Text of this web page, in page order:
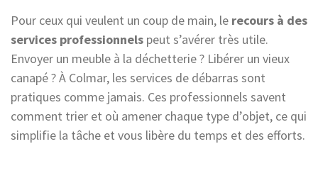
Pour ceux qui veulent un coup de main, le recours à des
services professionnels peut s’avérer très utile.
Envoyer un meuble à la déchetterie ? Libérer un vieux
canapé ? À Colmar, les services de débarras sont
pratiques comme jamais. Ces professionnels savent
comment trier et où amener chaque type d’objet, ce qui
simplifie la tâche et vous libère du temps et des efforts.